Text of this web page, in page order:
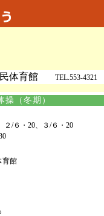
体育館 TEL.553-4321
操（冬期）
２/６・20、３/６・20
育館